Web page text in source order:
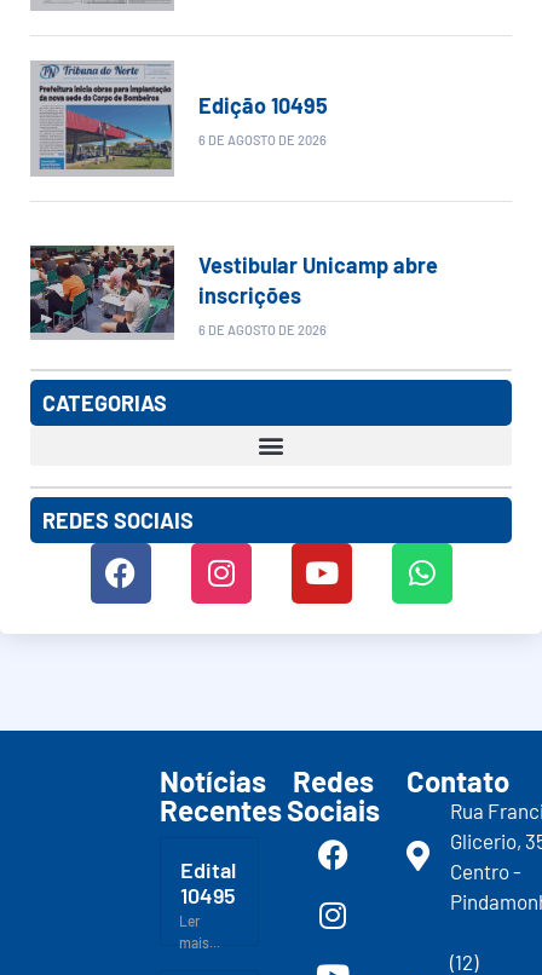
Edição 10495
6 DE AGOSTO DE 2026
Vestibular Unicamp abre
inscrições
6 DE AGOSTO DE 2026
CATEGORIAS
REDES SOCIAIS
Notícias
Recentes
Edital
10495
Ler
mais...
Redes
Sociais
Contato
Rua
Glicerio,
Centro -
(12)